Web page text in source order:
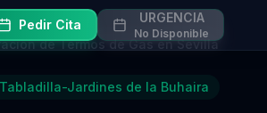
Pedir Cita URGENCIA
No Disponible
de Termos de Gas en Sevilla
Tabladilla-Jardines de la Buhaira